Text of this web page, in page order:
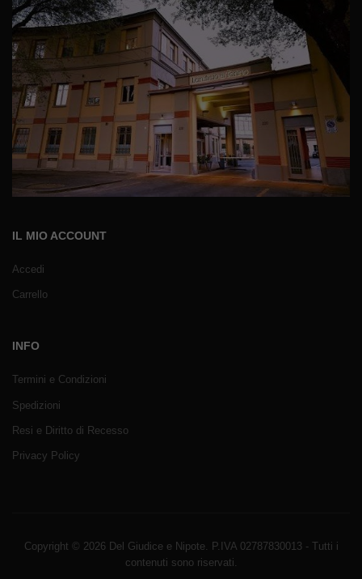
IL MIO ACCOUNT
Accedi
Carrello
INFO
Termini e Condizioni
Spedizioni
Resi e Diritto di Recesso
Privacy Policy
Copyright © 2026 Del Giudice e Nipote. P.IVA 02787830013 - Tutti i
contenuti sono riservati.